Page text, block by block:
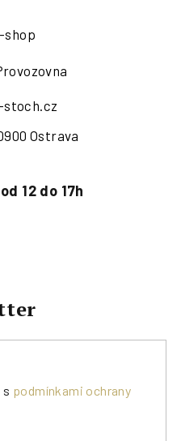
shop
Ostrava
12 do 17h
s podmínkami ochrany